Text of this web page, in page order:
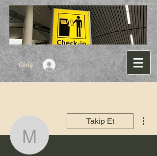
Giriş
mobilsohbet
Takip Et